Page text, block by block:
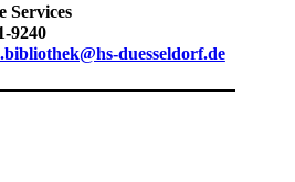
Services
9240
duesseldorf.de